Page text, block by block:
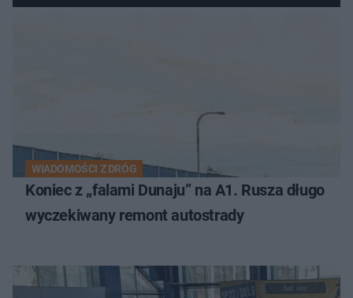
WIADOMOŚCI Z DRÓG
Koniec z „falami Dunaju” na A1. Rusza długo
wyczekiwany remont autostrady